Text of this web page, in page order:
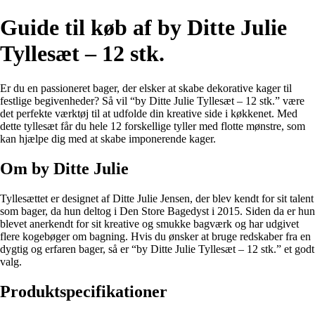
Guide til køb af by Ditte Julie
Tyllesæt – 12 stk.
Er du en passioneret bager, der elsker at skabe dekorative kager til
festlige begivenheder? Så vil “by Ditte Julie Tyllesæt – 12 stk.” være
det perfekte værktøj til at udfolde din kreative side i køkkenet. Med
dette tyllesæt får du hele 12 forskellige tyller med flotte mønstre, som
kan hjælpe dig med at skabe imponerende kager.
Om by Ditte Julie
Tyllesættet er designet af Ditte Julie Jensen, der blev kendt for sit talent
som bager, da hun deltog i Den Store Bagedyst i 2015. Siden da er hun
blevet anerkendt for sit kreative og smukke bagværk og har udgivet
flere kogebøger om bagning. Hvis du ønsker at bruge redskaber fra en
dygtig og erfaren bager, så er “by Ditte Julie Tyllesæt – 12 stk.” et godt
valg.
Produktspecifikationer